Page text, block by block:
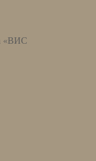
«ВИС